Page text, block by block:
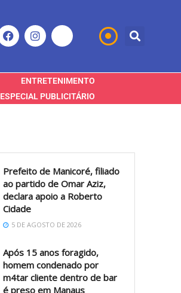
ENTRETENIMENTO
ESPECIAL PUBLICITÁRIO
Prefeito de Manicoré, filiado
ao partido de Omar Aziz,
declara apoio a Roberto
Cidade
5 DE AGOSTO DE 2026
Após 15 anos foragido,
homem condenado por
m4tar cliente dentro de bar
é preso em Manaus